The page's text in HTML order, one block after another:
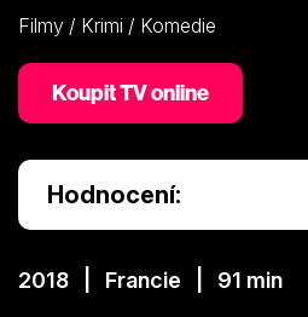
Filmy / Krimi / Komedie
Koupit TV online
Hodnocení:
2018 | Francie | 91 min